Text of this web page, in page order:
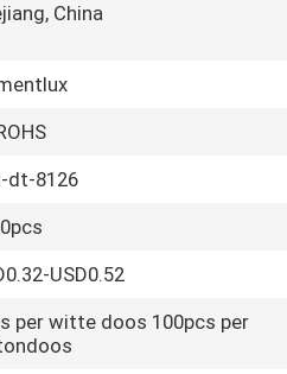
China
dt-8126
USD0.52
per witte doos 100pcs per